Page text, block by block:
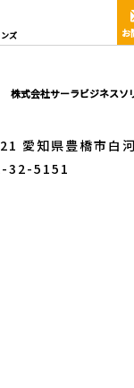
ズ お
株式会社サーラビジネスソ
愛知県豊橋市白
32-5151